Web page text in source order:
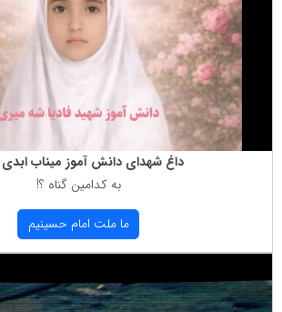
داغ شهدای دانش آموز میناب
به كدامین گناه ؟!
ما ملت امام حسینیم